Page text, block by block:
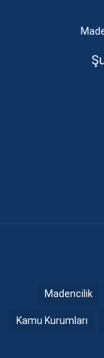
Madencilik
Kamu Kurumları